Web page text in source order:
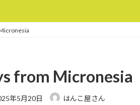
from Micronesia
年5月20日 はんこ屋さん